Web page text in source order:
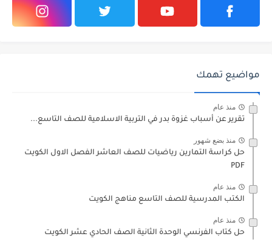
مواضيع تهمك
منذ عام
تقرير عن أسباب غزوة بدر في التربية الاسلامية للصف التاسع...
منذ بضع شهور
حل كراسة التمارين رياضيات للصف العاشر الفصل الاول الكويت
PDF
منذ عام
الكتب المدرسية للصف التاسع مناهج الكويت
منذ عام
حل كتاب الفرنسي الوحدة الثانية الصف الحادي عشر الكويت